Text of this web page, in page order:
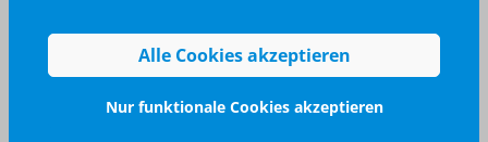
info@brilliant-promotion.com
Alle Cookies akzeptieren
Nur funktionale Cookies akzeptieren